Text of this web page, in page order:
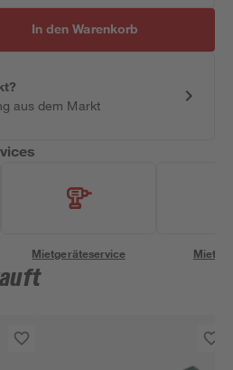
In den Warenkorb
aus dem Markt
Mietgeräteservice